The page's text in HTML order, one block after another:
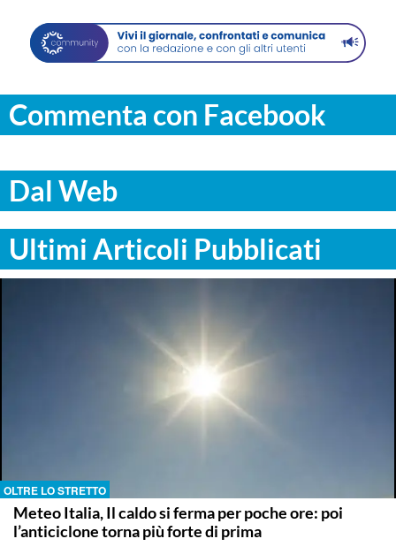
Commenta con Facebook
Dal Web
Ultimi Articoli Pubblicati
OLTRE LO STRETTO
Meteo Italia, Il caldo si ferma per poche ore: poi
l’anticiclone torna più forte di prima